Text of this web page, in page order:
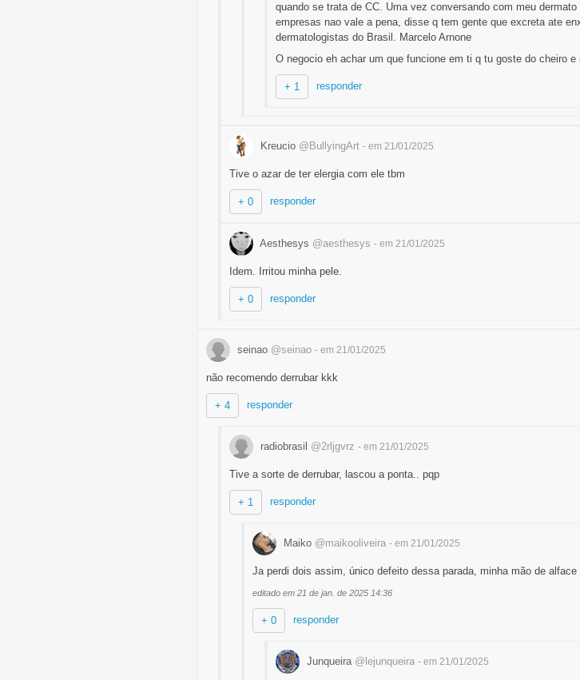
quando se trata de CC. Uma vez conversando com meu
empresas nao vale a pena, disse q tem gente que excreta ate
dermatologistas do Brasil. Marcelo Arnone
O negocio eh achar um que funcione em ti q tu goste do cheiro
+ 1 responder
Kreucio @BullyingArt - em 21/01/2025
Tive o azar de ter elergia com ele tbm
+ 0 responder
Aesthesys @aesthesys - em 21/01/2025
Idem. Irritou minha pele.
+ 0 responder
seinao @seinao - em 21/01/2025
não recomendo derrubar kkk
+ 4 responder
radiobrasil @2rljgvrz - em 21/01/2025
Tive a sorte de derrubar, lascou a ponta.. pqp
+ 1 responder
Maiko @maikooliveira - em 21/01/2025
Ja perdi dois assim, único defeito dessa parada, minha mão de alface
editado em 21 de jan. de 2025 14:36
+ 0 responder
Junqueira @lejunqueira - em 21/01/2025